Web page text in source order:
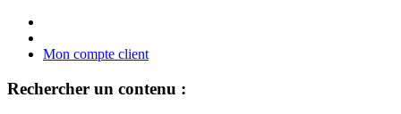
Mon compte client
Rechercher un contenu :